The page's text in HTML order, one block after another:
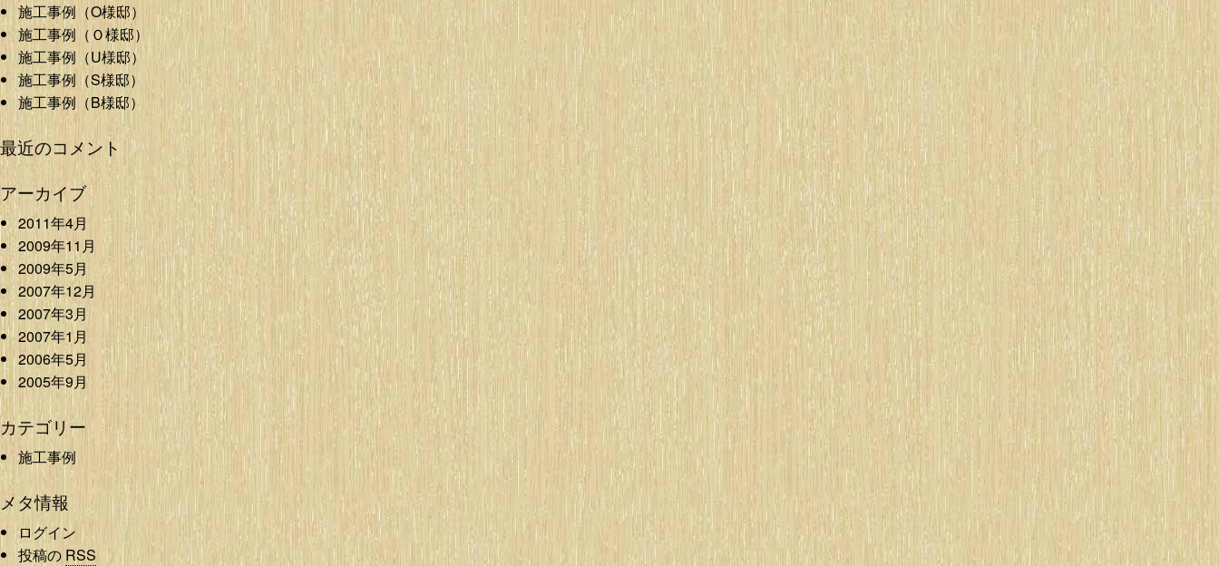
施工事例（O様邸）
施工事例（Ｏ様邸）
施工事例（U様邸）
施工事例（S様邸）
施工事例（B様邸）
最近のコメント
アーカイブ
2011年4月
2009年11月
2009年5月
2007年12月
2007年3月
2007年1月
2006年5月
2005年9月
カテゴリー
施工事例
メタ情報
ログイン
投稿の RSS